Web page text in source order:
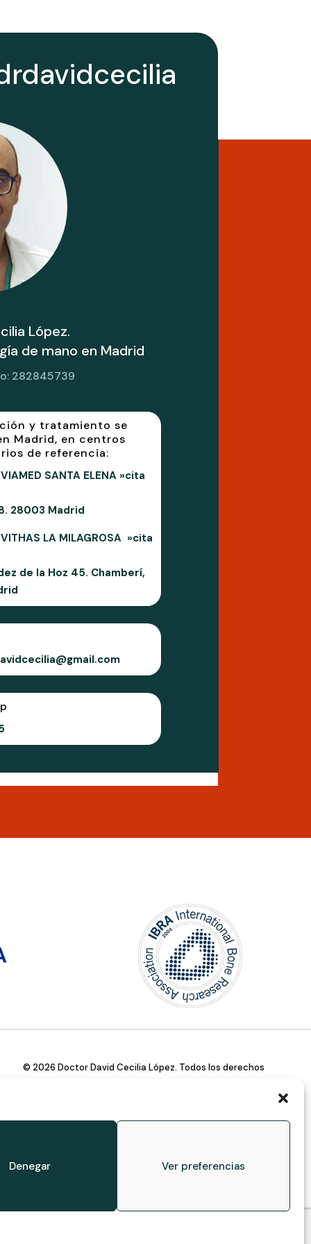
Denegar Ver preferencias
López.
de mano en Madrid
282845739
y tratamiento se
Madrid, en centros
de referencia:
SANTA ELENA »cita
28003 Madrid
LA MILAGROSA »cita
de la Hoz 45. Chamberí,
© 2026 Doctor David Cecilia López. Todos los derechos